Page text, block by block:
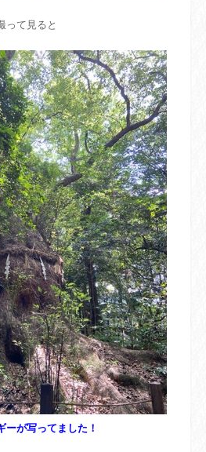
って見ると
ーが写ってました！